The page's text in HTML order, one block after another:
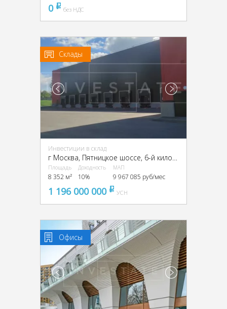
0 pуббез НДС
Склады
Инвестиции в склад
г Москва, Пятницкое шоссе, 6-й километр, г Москва, Пятницкое ш., 6
Площадь
8 352 м²
Доходность
10%
МАП
9 967 085 руб/мес
1 196 000 000 pуб
УСН
Офисы